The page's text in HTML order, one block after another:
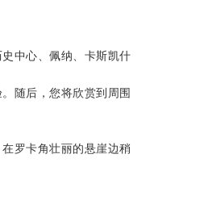
中心、佩纳、卡斯凯什
随后，您将欣赏到周围
罗卡角壮丽的悬崖边稍